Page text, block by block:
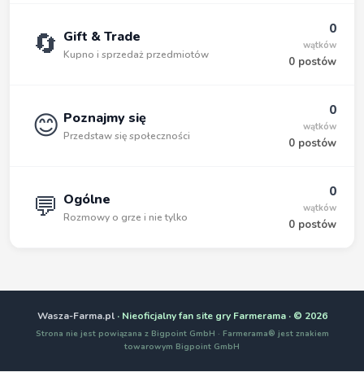
🔄 Gift & Trade
Kupno i sprzedaż przedmiotów
0
wątków
0 postów
😊 Poznajmy się
Przedstaw się społeczności
0
wątków
0 postów
💬 Ogólne
Rozmowy o grze i nie tylko
0
wątków
0 postów
Wasza-Farma.pl· Nieoficjalny fan site gry Farmerama · © 2026
Strona nie jest powiązana z Bigpoint GmbH · Farmerama® jest znakiem
towarowym Bigpoint GmbH